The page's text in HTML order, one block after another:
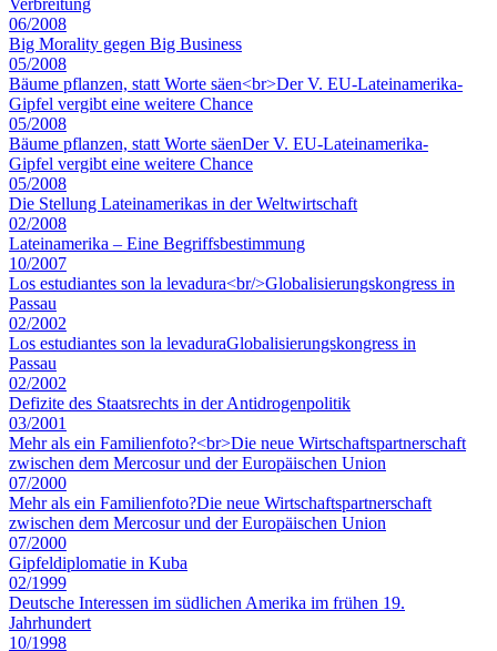
06/2008
Big Morality gegen Big Business
05/2008
Bäume pflanzen, statt Worte säen<br>Der V. EU-Lateinamerika-
Gipfel vergibt eine weitere Chance
05/2008
Bäume pflanzen, statt Worte säenDer V. EU-Lateinamerika-
Gipfel vergibt eine weitere Chance
05/2008
Die Stellung Lateinamerikas in der Weltwirtschaft
02/2008
Lateinamerika – Eine Begriffsbestimmung
10/2007
Los estudiantes son la levadura<br/>Globalisierungskongress in
Passau
02/2002
Los estudiantes son la levaduraGlobalisierungskongress in
Passau
02/2002
Defizite des Staatsrechts in der Antidrogenpolitik
03/2001
Mehr als ein Familienfoto?<br>Die neue Wirtschaftspartnerschaft
zwischen dem Mercosur und der Europäischen Union
07/2000
Mehr als ein Familienfoto?Die neue Wirtschaftspartnerschaft
zwischen dem Mercosur und der Europäischen Union
07/2000
Gipfeldiplomatie in Kuba
02/1999
Deutsche Interessen im südlichen Amerika im frühen 19.
Jahrhundert
10/1998